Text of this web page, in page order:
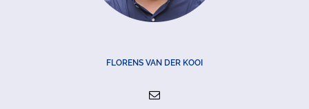
FLORENS VAN DER KOOI